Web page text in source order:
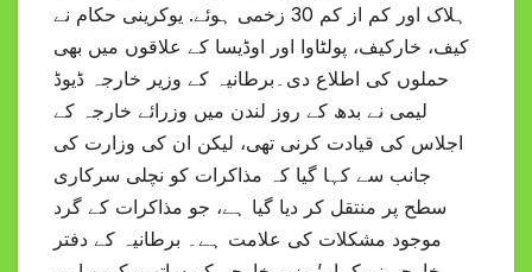
ہلاک اور کم از کم 30 زخمی ہوئے. یوکرینی حکام نے
کیف، خارکیف، پولٹاوا اور اوڈیسا کے علاقوں میں بھی
حملوں کی اطلاع دی۔برطانیہ کے وزیر خارجہ ڈیوڈ
لیمی نے بدھ کے روز لندن میں وزرائے خارجہ کے
اجلاس کی قیادت کرنی تھی، لیکن ان کی وزارت کی
جانب سے کہا گیا کہ مذاکرات کو نچلی سرکاری
سطح پر منتقل کر دیا گیا ہے، جو مذاکرات کے گرد
موجود مشکلات کی علامت ہے۔ برطانیہ کے دفتر